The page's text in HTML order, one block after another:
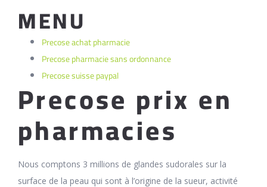
MENU
Precose achat pharmacie
Precose pharmacie sans ordonnance
Precose suisse paypal
Precose prix en
pharmacies
Nous comptons 3 millions de glandes sudorales sur la
surface de la peau qui sont à l’origine de la sueur, activité